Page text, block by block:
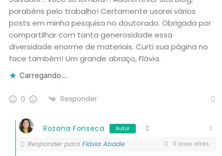
parabéns pelo trabalho! Certamente usarei vários
posts em minha pesquisa no doutorado. Obrigada por
compartilhar com tanta generosidade essa
diversidade enorme de materiais. Curti sua página no
face também! Um grande abraço, Flávia.
Carregando...
0 Responder
Rozana Fonseca Autor
Responder para Flávia Abade 11 anos atrás